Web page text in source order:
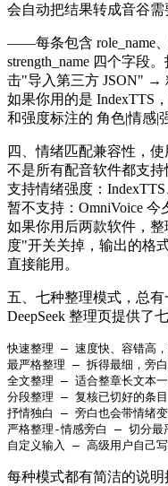
会自动把结果转成音谷需
——每条包含 role_name、
strength_name 四个字
击"导入第三方 JSON" →
如果你用的是
和强度标注的 角色|情感|
四、情绪匹配兼容性，
不是所有配音软件都支持
支持情绪强度：
暂不支持：OmniVoice 今
如果你用后两款软件，
度"开关关掉，输出的格
直接能用。
五、七种整理模式，总
DeepSeek 整理页提供了
快速整理 — 速度快、容错高，
最严格整理 — 拆得最细，旁
全文整理 — 适合整章长文本
分段整理 — 复核已切好的条
抒情独白 — 旁白也会带情绪
严格整理-情感旁白 — 切分
自定义输入 — 高级用户自己写
每种模式都有简洁的说